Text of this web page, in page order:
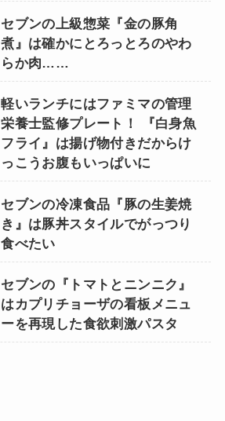
セブンの上級惣菜『金の豚角
煮』は確かにとろっとろのやわ
らか肉……
軽いランチにはファミマの管理
栄養士監修プレート！ 『白身魚
フライ』は揚げ物付きだからけ
っこうお腹もいっぱいに
セブンの冷凍食品『豚の生姜焼
き』は豚丼スタイルでがっつり
食べたい
セブンの『トマトとニンニク』
はカプリチョーザの看板メニュ
ーを再現した食欲刺激パスタ